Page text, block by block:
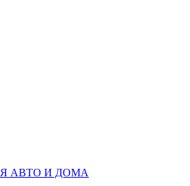
АВТО И ДОМА